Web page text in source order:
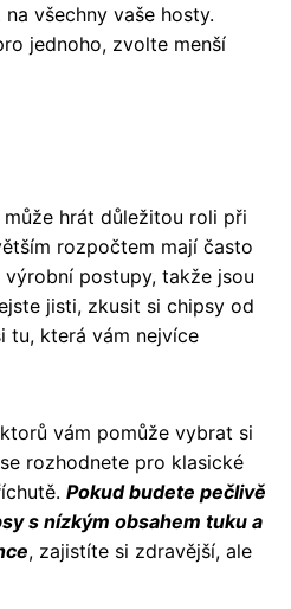
všechny vaše hosty.
jednoho, zvolte menší
může hrát důležitou roli při
rozpočtem mají často
postupy, takže jsou
jisti, zkusit si chipsy od
tu, která vám nejvíce
vám pomůže vybrat si
rozhodnete pro klasické
Pokud budete pečlivě
s nízkým obsahem tuku a
, zajistíte si zdravější, ale